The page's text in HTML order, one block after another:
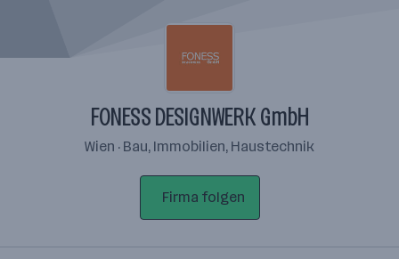
FONESS DESIGNWERK GmbH
Wien · Bau, Immobilien, Haustechnik
Firma folgen